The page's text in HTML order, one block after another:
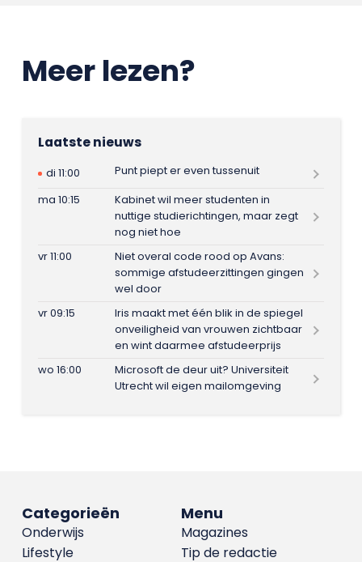
Meer lezen?
Laatste nieuws
di 11:00
Punt piept er even tussenuit
ma 10:15
Kabinet wil meer studenten in
nuttige studierichtingen, maar zegt
nog niet hoe
vr 11:00
Niet overal code rood op Avans:
sommige afstudeerzittingen gingen
wel door
vr 09:15
Iris maakt met één blik in de spiegel
onveiligheid van vrouwen zichtbaar
en wint daarmee afstudeerprijs
wo 16:00
Microsoft de deur uit? Universiteit
Utrecht wil eigen mailomgeving
Menu
Magazines
Tip de redactie
Categorieën
Onderwijs
Lifestyle